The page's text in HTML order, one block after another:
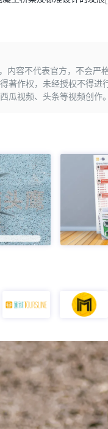
内容不代表官方，不会
著作权，未经授权不得
瓜视频、头条等视频创作